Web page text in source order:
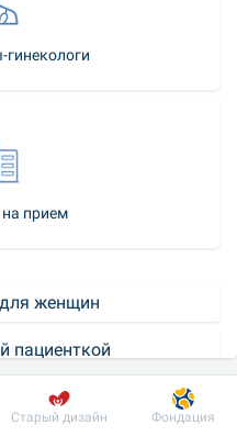
на прием
женщин
пациенткой
онкотест
Пациенту
Старый дизайн Фондация